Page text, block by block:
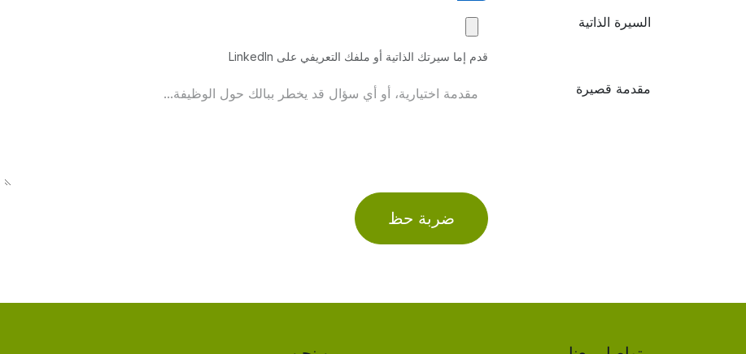
السيرة الذاتية
قدم إما سيرتك الذاتية أو ملفك التعريفي على LinkedIn
مقدمة قصيرة
ضربة حظ